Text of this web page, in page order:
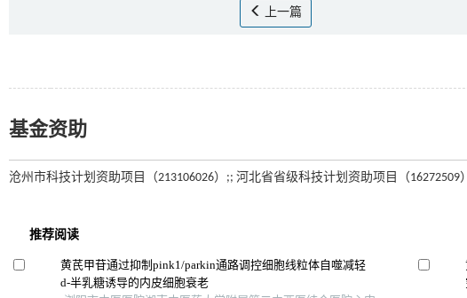
上一篇
基金资助
沧州市科技计划资助项目（213106026）;; 河北省省级科技计划资助项目（16272509）